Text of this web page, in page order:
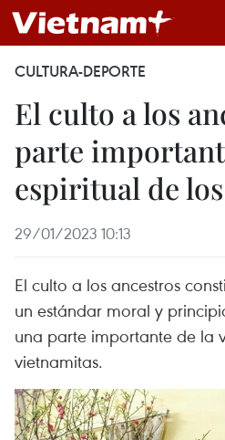
CULTURA-DEPORTE
El culto a los
parte
espiritual de
29/01/2023 10:13
El culto a los ancestros
un estándar moral y
una parte importante de la
vietnamitas.